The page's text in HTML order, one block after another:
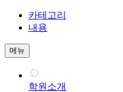
카테고리
내용
메뉴
학원소개